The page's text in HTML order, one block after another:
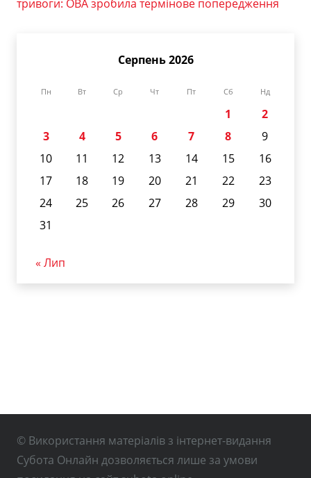
тривоги: ОВА зробила термінове попередження
Серпень 2026
Пн Вт Ср Чт Пт Сб Нд
1
2
3
4 5 6 7 8
9
10
11 12 13 14 15
16
17
18 19 20 21 22
23
24
25 26 27 28 29
30
31
« Лип
© Використання матеріалів з інтернет-видання
Субота Онлайн дозволяється лише за умови